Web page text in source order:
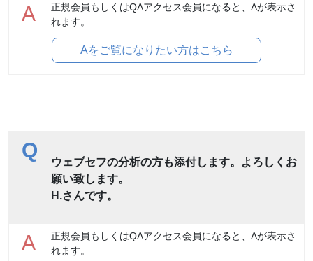
A
正規会員もしくはQAアクセス会員になると、Aが表示さ
れます。
Aをご覧になりたい方はこちら
Q
ウェブセフの分析の方も添付します。よろしくお
願い致します。
H.さんです。
A
正規会員もしくはQAアクセス会員になると、Aが表示さ
れます。